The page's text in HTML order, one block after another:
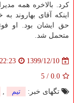
کرد. بالاخره همه
اینکه آقای بهاروند
حق ایشان بود. او
متحمل شد.
1399/12/10
0.0
/
5
تگهای خبر:
تیم ,